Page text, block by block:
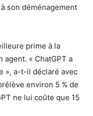
son déménagement
prime à la
agent. « ChatGPT a
», a-t-il déclaré avec
environ 5 % de
ne lui coûte que 15